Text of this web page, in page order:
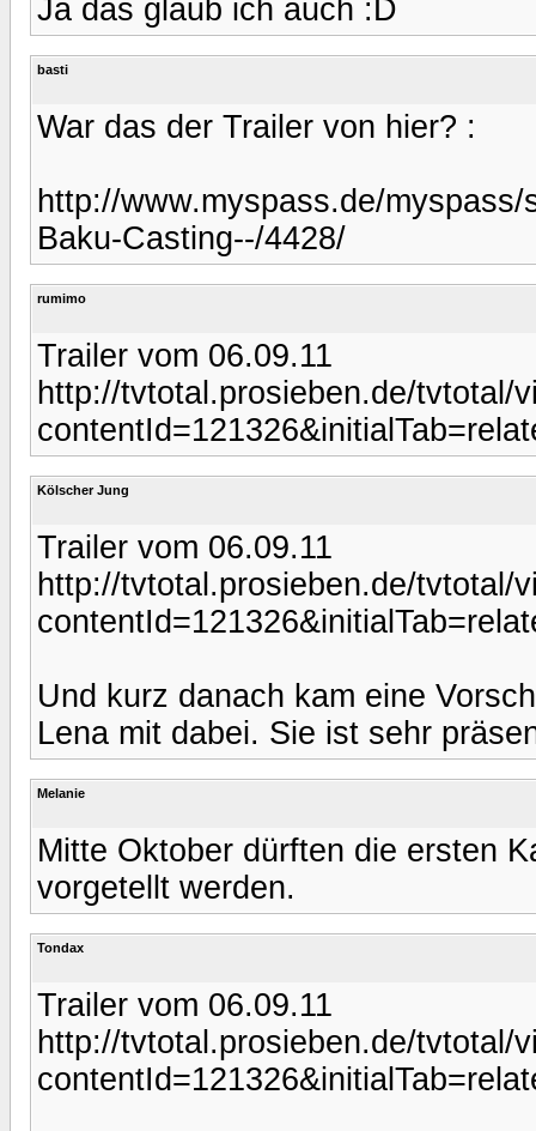
Ja das glaub ich auch :D
basti
War das der Trailer von hier? :
http://www.myspass.de/
Baku-Casting--/4428/
rumimo
Trailer vom 06.09.11
http://tvtotal.prosieben.de/tvtotal/
Kölscher Jung
Trailer vom 06.09.11
http://tvtotal.prosieben.de/tvtotal/
Und kurz danach kam eine
Lena mit dabei. Sie ist sehr
Melanie
Mitte Oktober dürften die ersten
vorgetellt werden.
Tondax
Trailer vom 06.09.11
http://tvtotal.prosieben.de/tvtotal/